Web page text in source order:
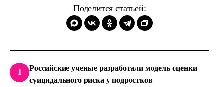
Поделится статьей:
1
Российские ученые разработали модель оценки
суицидального риска у подростков